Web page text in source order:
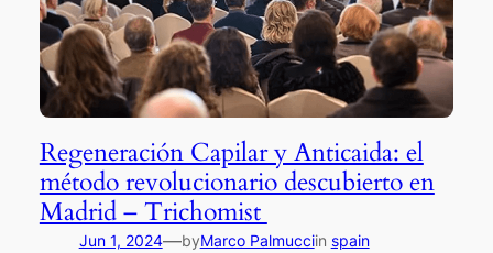
Regeneración Capilar y Anticaida: el
método revolucionario descubierto en
Madrid – Trichomist
Jun 1, 2024—byMarco Palmucciin spain